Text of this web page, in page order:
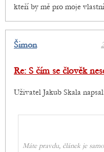
kteří by mě pro moje
Šimon
Re: S čím se člověk
Uživatel Jakub Skala
Máte pravdu, článek je